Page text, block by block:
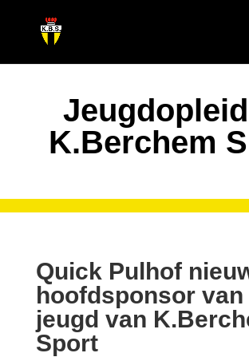
K.Berchem
Quick Pulhof
hoofdsponsor van
jeugd van
Sport